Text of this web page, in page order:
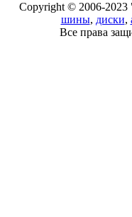
Copyright © 2006-2023
шины, диски,
Все права